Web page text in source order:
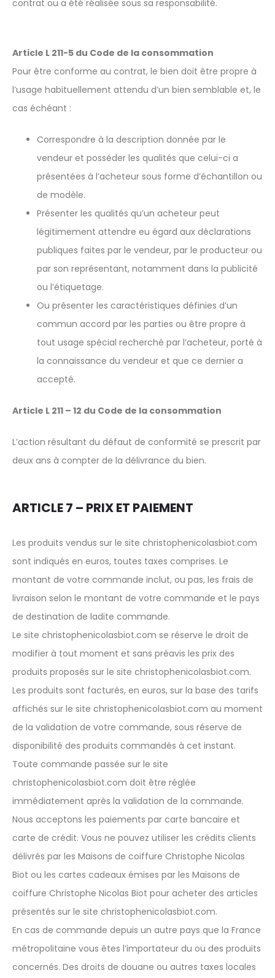
contrat ou a été réalisée sous sa responsabilité.
Article L 211-5 du Code de la consommation
Pour être conforme au contrat, le bien doit être propre à
l’usage habituellement attendu d’un bien semblable et, le
cas échéant :
Correspondre à la description donnée par le
vendeur et posséder les qualités que celui-ci a
présentées à l’acheteur sous forme d’échantillon ou
de modèle.
Présenter les qualités qu’un acheteur peut
légitimement attendre eu égard aux déclarations
publiques faites par le vendeur, par le producteur ou
par son représentant, notamment dans la publicité
ou l’étiquetage.
Ou présenter les caractéristiques définies d’un
commun accord par les parties ou être propre à
tout usage spécial recherché par l’acheteur, porté à
la connaissance du vendeur et que ce dernier a
accepté.
Article L 211 – 12 du Code de la consommation
L’action résultant du défaut de conformité se prescrit par
deux ans à compter de la délivrance du bien.
ARTICLE 7 – PRIX ET PAIEMENT
Les produits vendus sur le site christophenicolasbiot.com
sont indiqués en euros, toutes taxes comprises. Le
montant de votre commande inclut, ou pas, les frais de
livraison selon le montant de votre commande et le pays
de destination de ladite commande.
Le site christophenicolasbiot.com se réserve le droit de
modifier à tout moment et sans préavis les prix des
produits proposés sur le site christophenicolasbiot.com.
Les produits sont facturés, en euros, sur la base des tarifs
affichés sur le site christophenicolasbiot.com au moment
de la validation de votre commande, sous réserve de
disponibilité des produits commandés à cet instant.
Toute commande passée sur le site
christophenicolasbiot.com doit être réglée
immédiatement après la validation de la commande.
Nous acceptons les paiements par carte bancaire et
carte de crédit. Vous ne pouvez utiliser les crédits clients
délivrés par les Maisons de coiffure Christophe Nicolas
Biot ou les cartes cadeaux émises par les Maisons de
coiffure Christophe Nicolas Biot pour acheter des articles
présentés sur le site christophenicolasbiot.com.
En cas de commande depuis un autre pays que la France
métropolitaine vous êtes l’importateur du ou des produits
concernés. Des droits de douane ou autres taxes locales